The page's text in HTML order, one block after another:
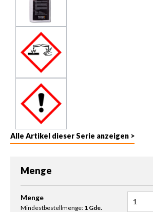
Alle Artikel dieser Serie anzeigen >
Menge
Produkt Anzahl: Gib den gewünschten
Menge
Mindestbestellmenge: 1 Gde.